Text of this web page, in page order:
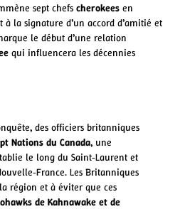
sept chefs cherokees en
la signature d’un accord d’amitié et
le début d’une relation
qui influencera les décennies
des officiers britanniques
Nations du Canada, une
le long du Saint‑Laurent et
Les Britanniques
région et à éviter que ces
de Kahnawake et de